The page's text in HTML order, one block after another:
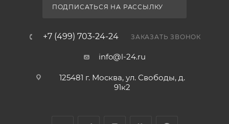
ПОДПИСАТЬСЯ НА РАССЫЛКУ
+7 (499) 703-24-24 ЗАКАЗАТЬ ЗВОНОК
info@l-24.ru
125481 г. Москва, ул. Свободы, д.
91к2